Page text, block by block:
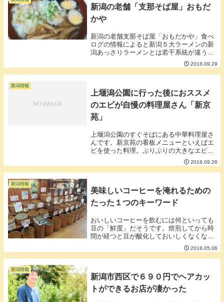
新潟の老舗「支那そば屋」おもだ
かや
新潟の老舗支那そば屋「おもだかや」食べ
ログの情報によると新潟５大ラーメンの新
潟あっさりラーメンとは若干系統が違うそ
うです。（なにが違うかは分かりません
が）日曜日の１時過ぎに行ったのですが若
干待つ感じでした。順番待ちの案内の順番
2018.09.29
新潟情報
上堰潟公園に行った後におススメ
のエビが自慢の料理屋さん「新京
苑」
上堰潟公園のすぐそばにある中華料理屋さ
んです。新京苑の看板メニューといえばエ
ビを使った料理。ぷりぷりの大きなエビが
たくさん入っていて美味しいです。味付け
は優しいあっさりとした味でまた来たくな
る味付けです。上堰潟公園で綺麗な景色を
2018.09.26
新潟情報
美味しいコーヒーを淹れるための
たった１つのキーワード
おいしいコーヒーを飲むには何といっても
豆の「鮮度」だそうです。焙煎してから時
間が経つと豆が酸化しておいしくなくなる
し豆を粉にすると更に酸化が進みます。産
地や銘柄も大事ですがおいしいコーヒーを
入れるポイントは①焙煎して時間がたって
2018.05.06
新潟情報
新潟市西区で６９０円でヘアカッ
トができるお店が凄かった